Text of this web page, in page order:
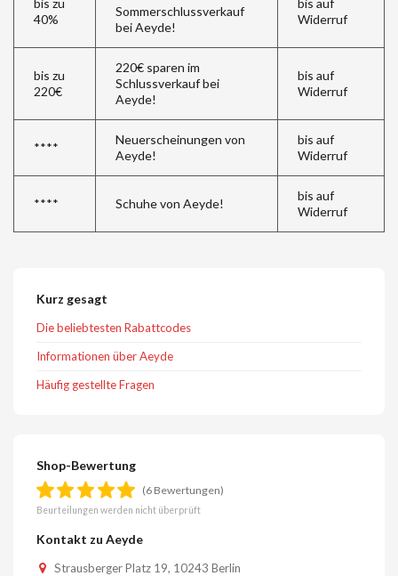
bis zu
40%
Sommerschlussverkauf
bei Aeyde!
bis auf
Widerruf
bis zu
220€
220€ sparen im
Schlussverkauf bei
Aeyde!
bis auf
Widerruf
****
Neuerscheinungen von
Aeyde!
bis auf
Widerruf
**** Schuhe von Aeyde!
bis auf
Widerruf
Kurz gesagt
Die beliebtesten Rabattcodes
Informationen über Aeyde
Häufig gestellte Fragen
Shop-Bewertung
(6 Bewertungen)
Beurteilungen werden nicht überprüft
Kontakt zu Aeyde
Strausberger Platz 19, 10243 Berlin